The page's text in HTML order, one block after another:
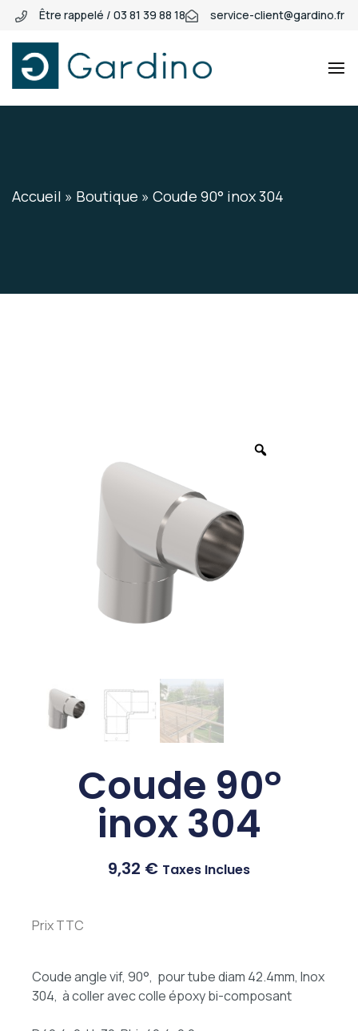
Être rappelé / 03 81 39 88 18 service-client@gardino.fr
Gardino
Gardino
Accueil » Boutique » Coude 90° inox 304
Coude 90°
inox 304
9,32 € Taxes Inclues
Prix TTC
Coude angle vif, 90°, pour tube diam 42.4mm, Inox
304, à coller avec colle époxy bi-composant